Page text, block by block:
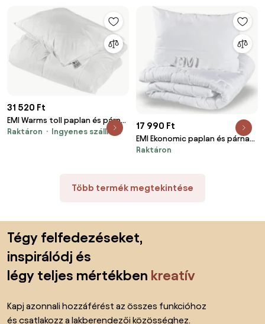
31 520 Ft
EMI Warms toll paplan és párna
készlet 140x200 cm + 50x70 cm
Raktáron Ingyenes szállítás
17 990 Ft
EMI Ekonomic paplan és párna
szett 140x200 cm + 70x90 cm
Raktáron
Több termék megtekintése
Tégy felfedezéseket,
inspirálódj és
légy teljes mértékben kreatív
Kapj azonnali hozzáférést az összes funkcióhoz
és csatlakozz a lakberendezői közösséghez.